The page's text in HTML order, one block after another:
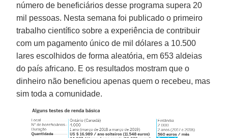
número de beneficiários desse programa supera 20
mil pessoas. Nesta semana foi publicado o primeiro
trabalho científico sobre a experiência de contribuir
com um pagamento único de mil dólares a 10.500
lares escolhidos de forma aleatória, em 653 aldeias
do país africano. E os resultados mostram que o
dinheiro não beneficiou apenas quem o recebeu, mas
sim toda a comunidade.